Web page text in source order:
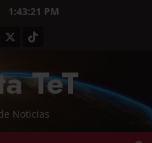
1:43:22 PM
TeT
Noticias